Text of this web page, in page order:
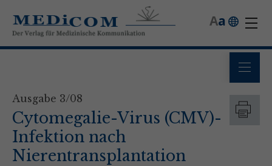
a
A
Ausgabe 3/08
Cytomegalie-Virus (CMV)-
Infektion nach
Nierentransplantation